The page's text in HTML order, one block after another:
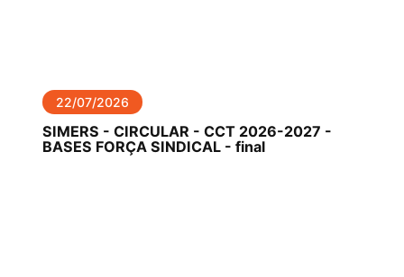
22/07/2026
SIMERS - CIRCULAR - CCT 2026-2027 -
BASES FORÇA SINDICAL - final